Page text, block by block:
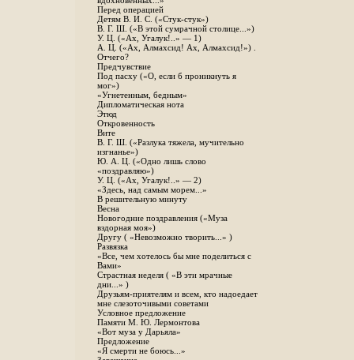
Перед операцией
Детям В. И. С. («Стук-стук»)
В. Г. Ш. («В этой сумрачной столице...»)
У. Ц. («Ах, Угалук!..» — 1)
А. Ц. («Ах, Алмахсид! Ах, Алмахсид!») .
Отчего?
Предчувствие
Под пасху («О, если б проникнуть я
мог»)
«Угнетенным, бедным»
Дипломатическая нота
Этюд
Откровенность
Вите
B. Г. Ш. («Разлука тяжела, мучительно
изгнанье»)
Ю. А. Ц. («Одно лишь слово
«поздравляю»)
У. Ц. («Ах, Угалук!..» — 2)
«Здесь, над самым морем...»
В решительную минуту
Весна
Новогодние поздравления («Муза
вздорная моя»)
Другу ( «Невозможно творить...» )
Развязка
«Все, чем хотелось бы мне поделиться с
Вами»
Страстная неделя ( «В эти мрачные
дни...» )
Друзьям-приятелям и всем, кто надоедает
мне слезоточивыми советами
Условное предложение
Памяти М. Ю. Лермонтова
«Вот муза у Дарьяла»
Предложение
«Я смерти не боюсь...»